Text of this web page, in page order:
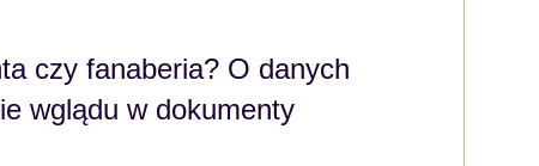
czy fanaberia? O danych
wglądu w dokumenty